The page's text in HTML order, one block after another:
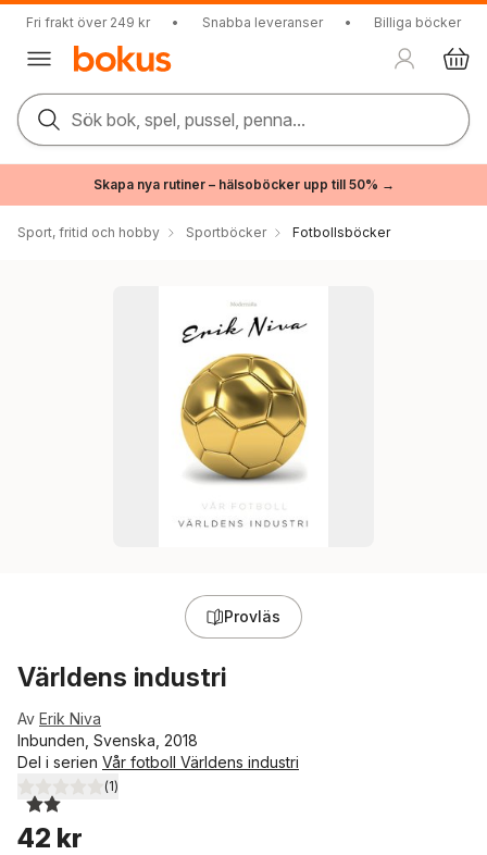
Fri frakt över 249 kr • Snabba leveranser • Billiga böcker
Sök bok, spel, pussel, penna...
Skapa nya rutiner – hälsoböcker upp till 50% →
Sport, fritid och hobby Sportböcker Fotbollsböcker
Provläs
Världens industri
Av Erik Niva
Inbunden, Svenska, 2018
Del i serien Vår fotboll Världens industri
2,0utav 5 stjärnor. Totalt antal röster:
(1)
42 kr